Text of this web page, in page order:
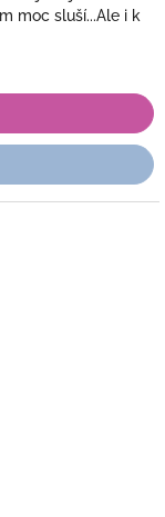
moc sluší...Ale i k